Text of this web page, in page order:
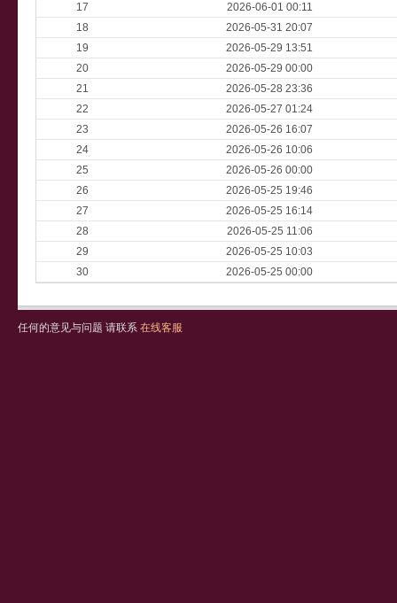
17
2026-06-01 00:11
18
2026-05-31 20:07
19
2026-05-29 13:51
20
2026-05-29 00:00
21
2026-05-28 23:36
22
2026-05-27 01:24
23
2026-05-26 16:07
24
2026-05-26 10:06
25
2026-05-26 00:00
26
2026-05-25 19:46
27
2026-05-25 16:14
28
2026-05-25 11:06
29
2026-05-25 10:03
30
2026-05-25 00:00
任何的意见与问题 请联系 在线客服